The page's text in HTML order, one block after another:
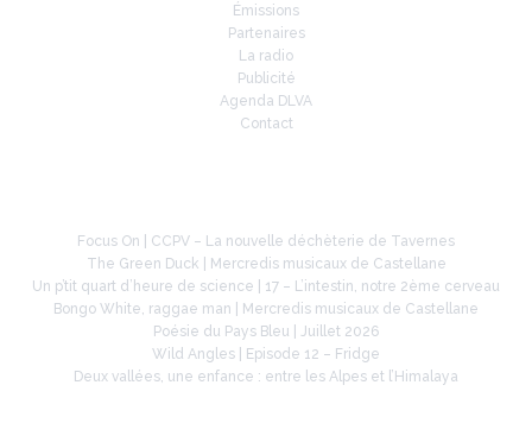
Émissions
Partenaires
La radio
Publicité
Agenda DLVA
Contact
Focus On | CCPV – La nouvelle déchèterie de Tavernes
The Green Duck | Mercredis musicaux de Castellane
Un p’tit quart d’heure de science | 17 – L’intestin, notre 2ème cerveau
Bongo White, raggae man | Mercredis musicaux de Castellane
Poésie du Pays Bleu | Juillet 2026
Wild Angles | Episode 12 – Fridge
Deux vallées, une enfance : entre les Alpes et l’Himalaya